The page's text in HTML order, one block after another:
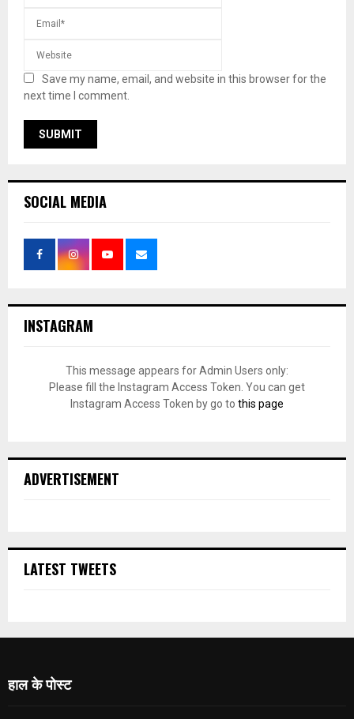
Save my name, email, and website in this browser for the
next time I comment.
SOCIAL MEDIA
INSTAGRAM
This message appears for Admin Users only:
Please fill the Instagram Access Token. You can get
Instagram Access Token by go to this page
ADVERTISEMENT
LATEST TWEETS
हाल के पोस्ट